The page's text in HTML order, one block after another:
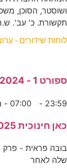
ושוסטר, הסוכן,
תקשורת. כ' עב'. ש.ח.
לוחות שידורים -
ספורט 1 - 10-03-2024
23:59 - 07:00 - מנ. יונייטד - אברטון 07:20 - ה. פ''ת
כאן חינוכית 05-11-2025
שלה לאחר